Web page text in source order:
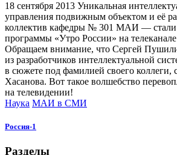
18 сентября 2013 Уникальная
управления подвижным объектом и её
коллектив кафедры № 301 МАИ — стали
программы «Утро России» на
Обращаем внимание, что Сергей
из разработчиков интеллектуальной
в сюжете под фамилией своего коллеги,
Хасанова. Вот такое волшебство
на телевидении!
Наука МАИ в СМИ
Россия-1
Разделы